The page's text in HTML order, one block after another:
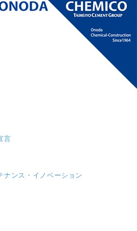
言
ナンス・イノベーション